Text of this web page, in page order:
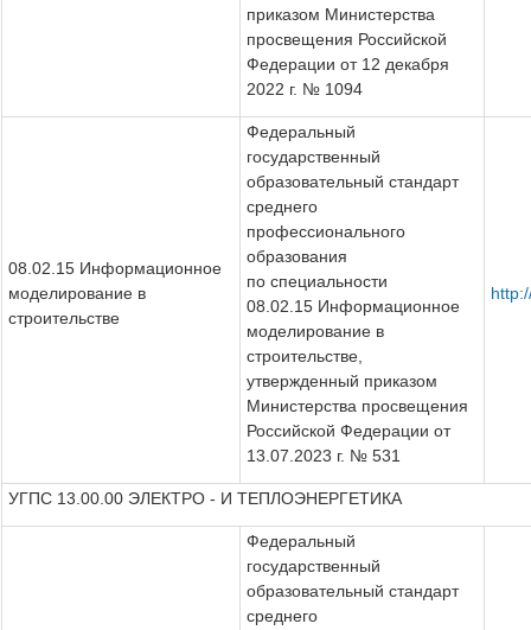
приказом Министерства
просвещения Российской
Федерации от 12 декабря
2022 г. № 1094
08.02.15 Информационное
моделирование в
строительстве
Федеральный
государственный
образовательный стандарт
среднего
профессионального
образования
по специальности
08.02.15 Информационное
моделирование в
строительстве,
утвержденный приказом
Министерства просвещения
Российской Федерации от
13.07.2023 г. № 531
УГПС 13.00.00 ЭЛЕКТРО - И ТЕПЛОЭНЕРГЕТИКА
Федеральный
государственный
образовательный стандарт
среднего